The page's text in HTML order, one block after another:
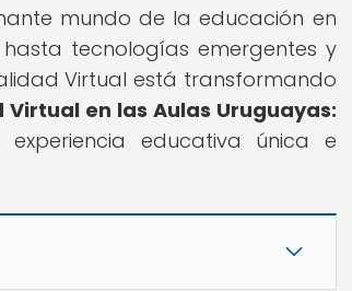
mundo de la educación en
tecnologías emergentes y
Virtual está transformando
Virtual en las Aulas Uruguayas:
educativa única e